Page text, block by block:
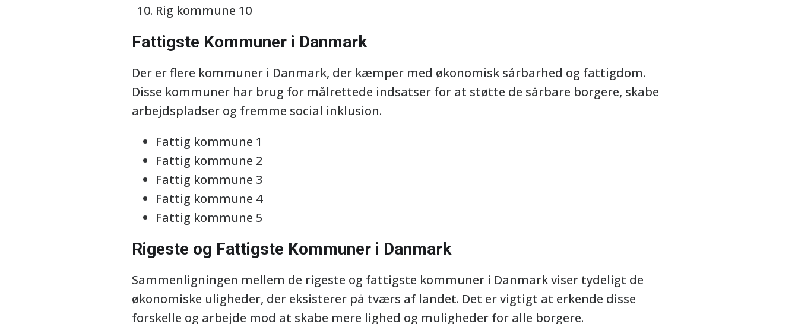
Rig kommune 10
Fattigste Kommuner i Danmark
Der er flere kommuner i Danmark, der kæmper med økonomisk sårbarhed og fattigdom.
Disse kommuner har brug for målrettede indsatser for at støtte de sårbare borgere, skabe
arbejdspladser og fremme social inklusion.
Fattig kommune 1
Fattig kommune 2
Fattig kommune 3
Fattig kommune 4
Fattig kommune 5
Rigeste og Fattigste Kommuner i Danmark
Sammenligningen mellem de rigeste og fattigste kommuner i Danmark viser tydeligt de
økonomiske uligheder, der eksisterer på tværs af landet. Det er vigtigt at erkende disse
forskelle og arbejde mod at skabe mere lighed og muligheder for alle borgere.